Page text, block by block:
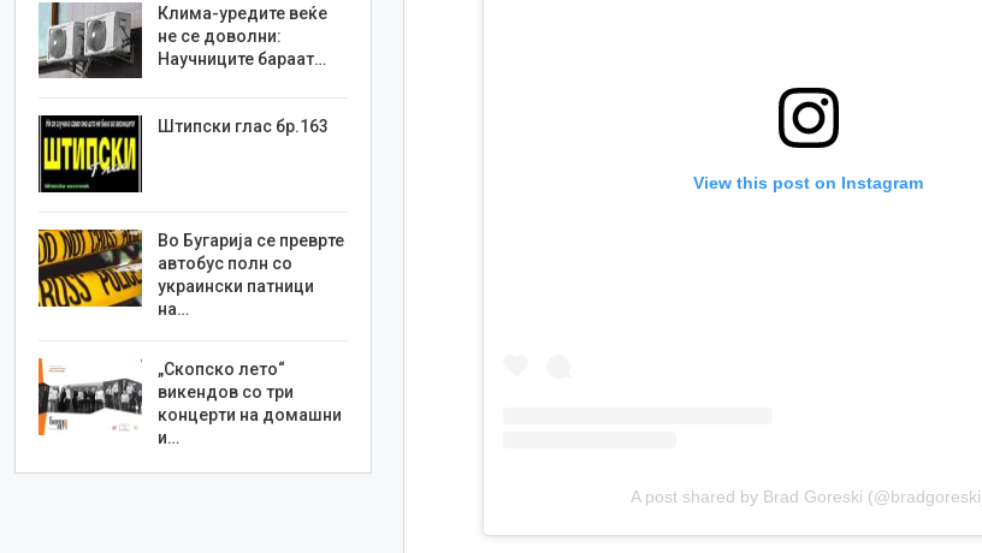
View this post on Instagram
A post shared by Brad Goreski
Клима-уредите веќе
не се доволни:
Научниците бараат…
Штипски глас бр.163
Во Бугарија се преврте
автобус полн со
украински патници
на…
„Скопско лето“
викендов со три
концерти на домашни
и…